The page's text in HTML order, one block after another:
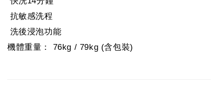
抗敏感洗程
洗後浸泡功能
機體重量： 76kg / 79kg (含包裝)